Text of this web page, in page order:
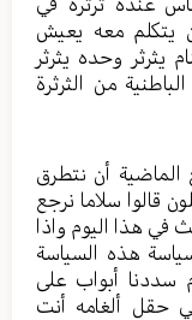
يتكلم معه يعيش
يثرثر وحده يثرثر
من الثرثرة
الماضية أن نتطرق
قالوا سلاما نرجع
في هذا اليوم واذا
هذه السياسة
سددنا أبواب على
حقل ألغامه أنت